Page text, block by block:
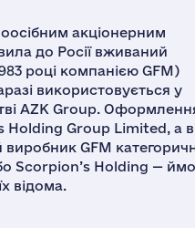
акціонерним
до Росії вживаний
році компанією GFM)
використовується у
AZK Group.
Holding Group Limited, а в
GFM
Scorpion’s Holding —
відома.